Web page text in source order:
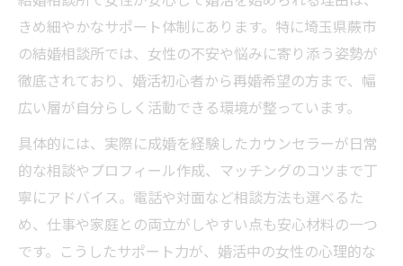
援体制
結婚相談所で女性がすぐ決まる人になる秘
訣
婚活女性のための細やかなサポート内容と
サポート力が婚活女性に与える安心感の理
由
すぐ決まる人の婚活に見る相談所の強み
すぐ決まる人と自分らしい婚活の違い
きめ細やかなサポート体制にあります。特に埼玉県蕨市
の結婚相談所では、女性の不安や悩みに寄り添う姿勢が
徹底されており、婚活初心者から再婚希望の方まで、幅
広い層が自分らしく活動できる環境が整っています。
具体的には、実際に成婚を経験したカウンセラーが日常
的な相談やプロフィール作成、マッチングのコツまで丁
寧にアドバイス。電話や対面など相談方法も選べるた
め、仕事や家庭との両立がしやすい点も安心材料の一つ
です。こうしたサポート力が、婚活中の女性の心理的な